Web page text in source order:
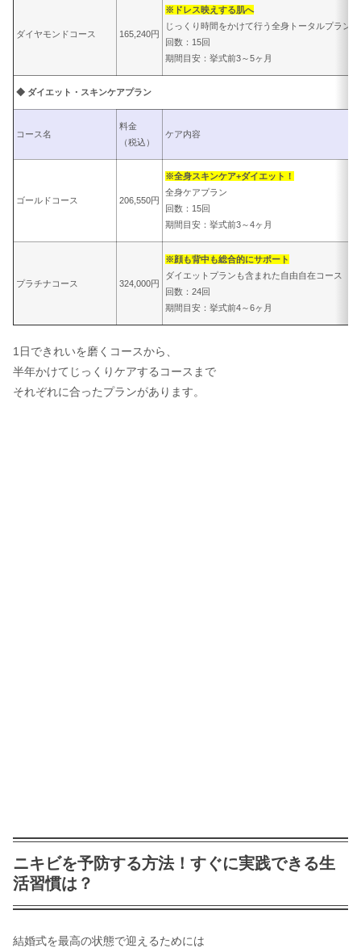
ダイヤモンドコース 165,240円
※ドレス映えする肌へ
じっくり時間をかけて行う全身トータルプラン
回数：15回
期間目安：挙式前3～5ヶ月
◆ ダイエット・スキンケアプラン
コース名
料金
（税込）
ケア内容
ゴールドコース 206,550円
※全身スキンケア+ダイエット！
全身ケアプラン
回数：15回
期間目安：挙式前3～4ヶ月
プラチナコース 324,000円
※顔も背中も総合的にサポート
ダイエットプランも含まれた自由自在コース
回数：24回
期間目安：挙式前4～6ヶ月
1日できれいを磨くコースから、
半年かけてじっくりケアするコースまで
それぞれに合ったプランがあります。
ニキビを予防する方法！すぐに実践できる生
活習慣は？
結婚式を最高の状態で迎えるためには